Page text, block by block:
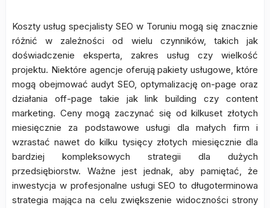
Koszty usług specjalisty SEO w Toruniu mogą się znacznie
różnić w zależności od wielu czynników, takich jak
doświadczenie eksperta, zakres usług czy wielkość
projektu. Niektóre agencje oferują pakiety usługowe, które
mogą obejmować audyt SEO, optymalizację on-page oraz
działania off-page takie jak link building czy content
marketing. Ceny mogą zaczynać się od kilkuset złotych
miesięcznie za podstawowe usługi dla małych firm i
wzrastać nawet do kilku tysięcy złotych miesięcznie dla
bardziej kompleksowych strategii dla dużych
przedsiębiorstw. Ważne jest jednak, aby pamiętać, że
inwestycja w profesjonalne usługi SEO to długoterminowa
strategia mająca na celu zwiększenie widoczności strony